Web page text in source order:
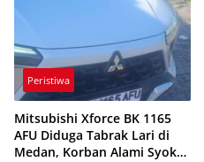
Peristiwa
Mitsubishi Xforce BK 1165
AFU Diduga Tabrak Lari di
Medan, Korban Alami Syok